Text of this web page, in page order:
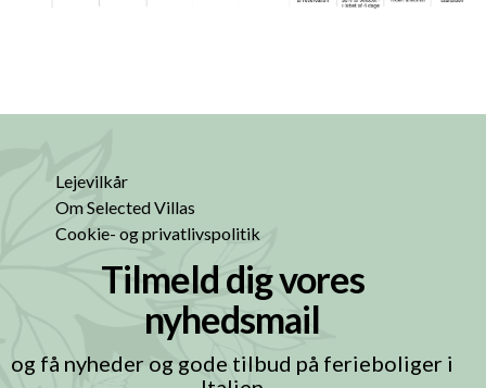
Lejevilkår
Om Selected Villas
Cookie- og privatlivspolitik
Tilmeld dig vores
nyhedsmail
og få nyheder og gode tilbud på ferieboliger i